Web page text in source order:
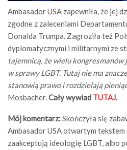
Ambasador USA zapewniła, że jej
zgodne z zaleceniami
Donalda Trumpa. Zagroziła też
dyplomatycznymi i militarnymi ze
tajemnicą, że wielu
w sprawy LGBT. Tutaj nie ma
stanowią prawo i rozdzielają
Mosbacher.Cały wywiad TUTAJ.
Mój komentarz:Skończyła się
Ambasador USA otwartym tekstem
zaakceptują ideologię LGBT, albo